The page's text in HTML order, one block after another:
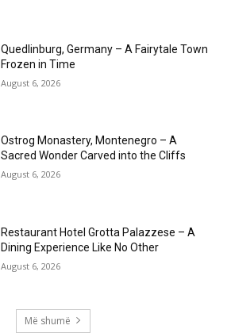
Quedlinburg, Germany – A Fairytale Town
Frozen in Time
August 6, 2026
Ostrog Monastery, Montenegro – A
Sacred Wonder Carved into the Cliffs
August 6, 2026
Restaurant Hotel Grotta Palazzese – A
Dining Experience Like No Other
August 6, 2026
Më shumë